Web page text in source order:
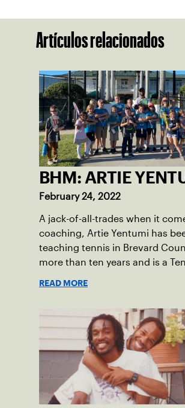
Artículos relacionados
BHM: ARTIE
February 24, 2022
A jack-of-all-trades when it
coaching, Artie Yentumi has
teaching tennis in Brevard
more than ten years and is a
throughout the courts.
READ MORE